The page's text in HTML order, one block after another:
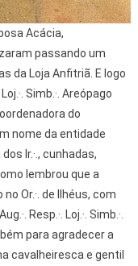
Acácia,
passando um
da Loja Anfitriã. E logo
Simb.·. Areópago
do
nome da entidade
Ir.·., cunhadas,
lembrou que a
Or.·. de Ilhéus, com
Resp.·. Loj.·. Simb.·.
para agradecer a
cavalheiresca e gentil